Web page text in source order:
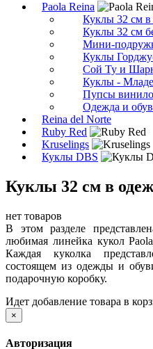
Paola Reina
Куклы 32 см в
Куклы 32 см
Мини-
Куклы
Сой Ту и
Куклы -
Пупсы
Одежда и
Reina del Norte
Ruby Red
Kruselings
Куклы DBS
Куклы 32 см в
нет товаров
В этом разделе
любимая линейка кукол
Каждая куколка
состоящем из одежды и
подарочную коробку.
Идет добавление товара в
×
Авторизация